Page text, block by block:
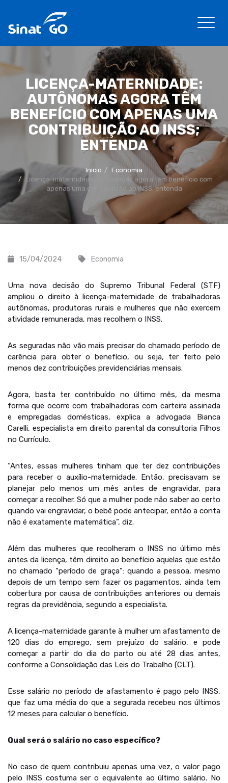
LICENÇA-MATERNIDADE:
AUTÔNOMAS AGORA TÊM
BENEFÍCIO COM APENAS UMA
CONTRIBUIÇÃO AO INSS;
ENTENDA
Início
Economia
Licença-maternidade: autônomas agora têm benefício com
apenas uma contribuição ao INSS; entenda
15/04/2024 Economia
Uma nova decisão do Supremo Tribunal Federal (STF)
ampliou o direito à licença-maternidade de trabalhadoras
autônomas, produtoras rurais e mulheres que não exercem
atividade remunerada, mas recolhem o INSS.
As seguradas não vão mais precisar do chamado período de
carência para obter o benefício, ou seja, ter feito pelo
menos dez contribuições previdenciárias mensais.
Agora, basta ter contribuído no último mês, da mesma
forma que ocorre com trabalhadoras com carteira assinada
e empregadas domésticas, explica a advogada Bianca
Carelli, especialista em direito parental da consultoria Filhos
no Currículo.
“Antes, essas mulheres tinham que ter dez contribuições
para receber o auxílio-maternidade. Então, precisavam se
planejar pelo menos um mês antes de engravidar, para
começar a recolher. Só que a mulher pode não saber ao certo
quando vai engravidar, o bebê pode antecipar, então a conta
não é exatamente matemática”, diz.
Além das mulheres que recolheram o INSS no último mês
antes da licença, têm direito ao benefício aquelas que estão
no chamado “período de graça”: quando a pessoa, mesmo
depois de um tempo sem fazer os pagamentos, ainda tem
cobertura por causa de contribuições anteriores ou demais
regras da previdência, segundo a especialista.
A licença-maternidade garante à mulher um afastamento de
120 dias do emprego, sem prejuízo do salário, e pode
começar a partir do dia do parto ou até 28 dias antes,
conforme a Consolidação das Leis do Trabalho (CLT).
Esse salário no período de afastamento é pago pelo INSS,
que faz uma média do que a segurada recebeu nos últimos
12 meses para calcular o benefício.
Qual será o salário no caso específico?
No caso de quem contribuiu apenas uma vez, o valor pago
pelo INSS costuma ser o equivalente ao último salário. No